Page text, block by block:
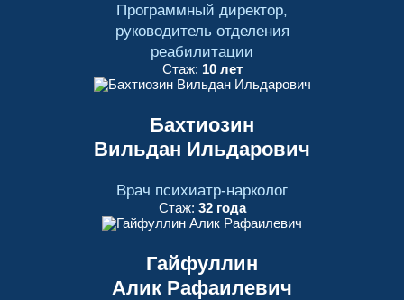
Программный директор,
руководитель отделения
реабилитации
Стаж: 10 лет
Бахтиозин
Вильдан Ильдарович
Врач психиатр-нарколог
Стаж: 32 года
Гайфуллин
Алик Рафаилевич